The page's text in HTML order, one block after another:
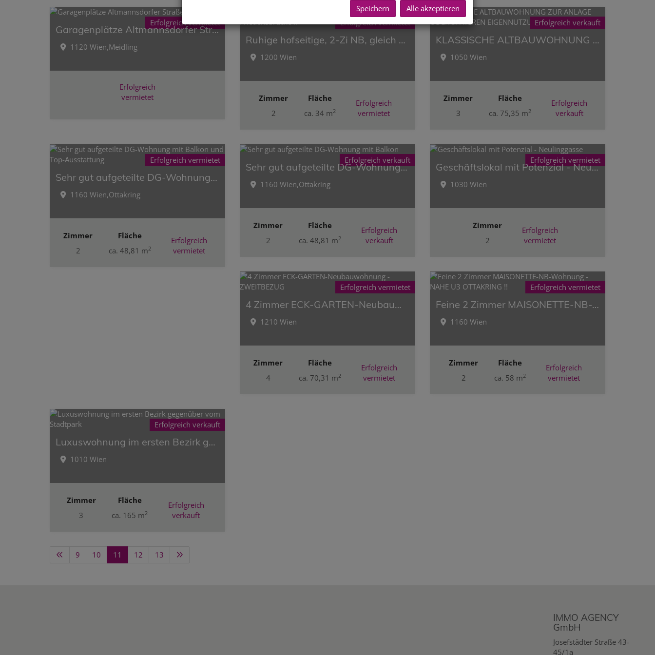
Erfolgreich vermietet
Garagenplätze Altmannsdorfer Straße
1120 Wien,Meidling
Erfolgreich
vermietet
Erfolgreich vermietet
Ruhige hofseitige, 2-Zi NB, gleich bei U4 Friedensbrücke !!
1200 Wien
Zimmer
2
Fläche
ca. 34 m2
Erfolgreich
vermietet
Erfolgreich verkauft
KLASSISCHE ALTBAUWOHNUNG ZUR ANLAGE ODER SPÄTEREN EIGENNUTZUNG
1050 Wien
Zimmer
3
Fläche
ca. 75,35 m2
Erfolgreich
verkauft
Erfolgreich vermietet
Sehr gut aufgeteilte DG-Wohnung mit Balkon und Top-Ausstattung
1160 Wien,Ottakring
Zimmer
2
Fläche
ca. 48,81 m2
Erfolgreich
vermietet
Erfolgreich verkauft
Sehr gut aufgeteilte DG-Wohnung mit Balkon
1160 Wien,Ottakring
Zimmer
2
Fläche
ca. 48,81 m2
Erfolgreich
verkauft
Erfolgreich vermietet
Geschäftslokal mit Potenzial - Neulinggasse
1030 Wien
Zimmer
2
Erfolgreich
vermietet
Erfolgreich vermietet
4 Zimmer ECK-GARTEN-Neubauwohnung - ZWEITBEZUG
1210 Wien
Zimmer
4
Fläche
ca. 70,31 m2
Erfolgreich
vermietet
Erfolgreich vermietet
Feine 2 Zimmer MAISONETTE-NB-Wohnung - NAHE U3 OTTAKRING !!
1160 Wien
Zimmer
2
Fläche
ca. 58 m2
Erfolgreich
vermietet
Erfolgreich verkauft
Luxuswohnung im ersten Bezirk gegenüber vom Stadtpark
1010 Wien
Zimmer
3
Fläche
ca. 165 m2
Erfolgreich
verkauft
9 10 11 12 13
IMMO AGENCY
GmbH
Josefstädter Straße 43-
45/1a
Speichern Alle akzeptieren